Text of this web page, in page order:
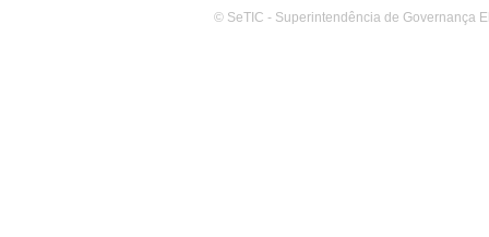
© SeTIC - Superintendência de Governança